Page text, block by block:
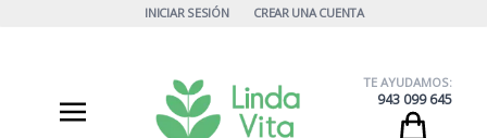
INICIAR SESIÓN CREAR UNA CUENTA
TE AYUDAMOS:
943 099 645